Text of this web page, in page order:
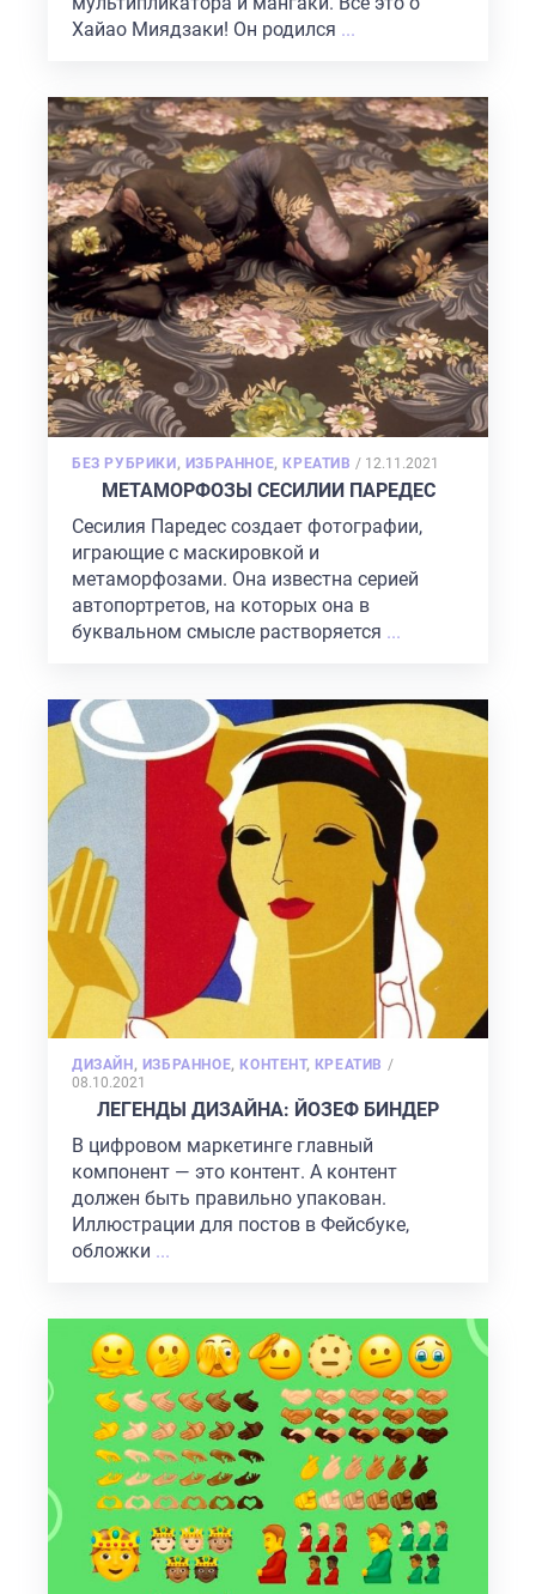
Хайао Миядзаки! Он родился ...
БЕЗ РУБРИКИ, ИЗБРАННОЕ, КРЕАТИВ / POSTED
ON
12.11.2021
МЕТАМОРФОЗЫ СЕСИЛИИ ПАРЕДЕС
Сесилия Паредес создает фотографии,
играющие с маскировкой и
метаморфозами. Она известна серией
автопортретов, на которых она в
буквальном смысле растворяется ...
ДИЗАЙН, ИЗБРАННОЕ, КОНТЕНТ, КРЕАТИВ /POSTED
08.10.2021
ЛЕГЕНДЫ ДИЗАЙНА: ЙОЗЕФ БИНДЕР
В цифровом маркетинге главный
компонент — это контент. А контент
должен быть правильно упакован.
Иллюстрации для постов в Фейсбуке,
обложки ...